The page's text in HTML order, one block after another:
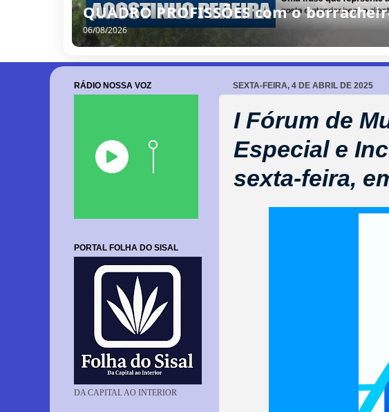
QUADRO PROFISSÕES com o
06/08/2026
SEXTA-FEIRA, 4 DE ABRIL DE 2025
I Fórum de
Especial e
sexta-feira,
RÁDIO NOSSA VOZ
PORTAL FOLHA DO SISAL
DA CAPITAL AO INTERIOR